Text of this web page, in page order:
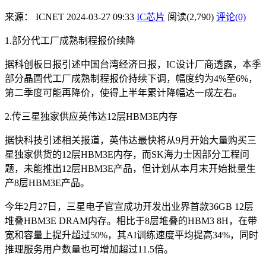
来源： ICNET 2024-03-27 09:33 IC芯片 阅读(2,790) 评论(0)
1.部分代工厂成熟制程报价续降
据科创板日报引述中国台湾经济日报，IC设计厂商透露，本季
部分晶圆代工厂成熟制程报价持续下调，幅度约为4%至6%，
第二季度可能再降价，使得上半年累计降幅达一成左右。
2.传三星独家供应英伟达12层HBM3E内存
据快科技引述相关报道，英伟达最快将从9月开始大量购买三
星独家供货的12层HBM3E内存，而SK海力士因部分工程问
题，未能推出12层HBM3E产品，但计划从本月末开始批量生
产8层HBM3E产品。
今年2月27日，三星电子官宣成功开发出业界首款36GB 12层
堆叠HBM3E DRAM内存。相比于8层堆叠的HBM3 8H，在带
宽和容量上提升超过50%，其AI训练速度平均提高34%，同时
推理服务用户数量也可增加超过11.5倍。